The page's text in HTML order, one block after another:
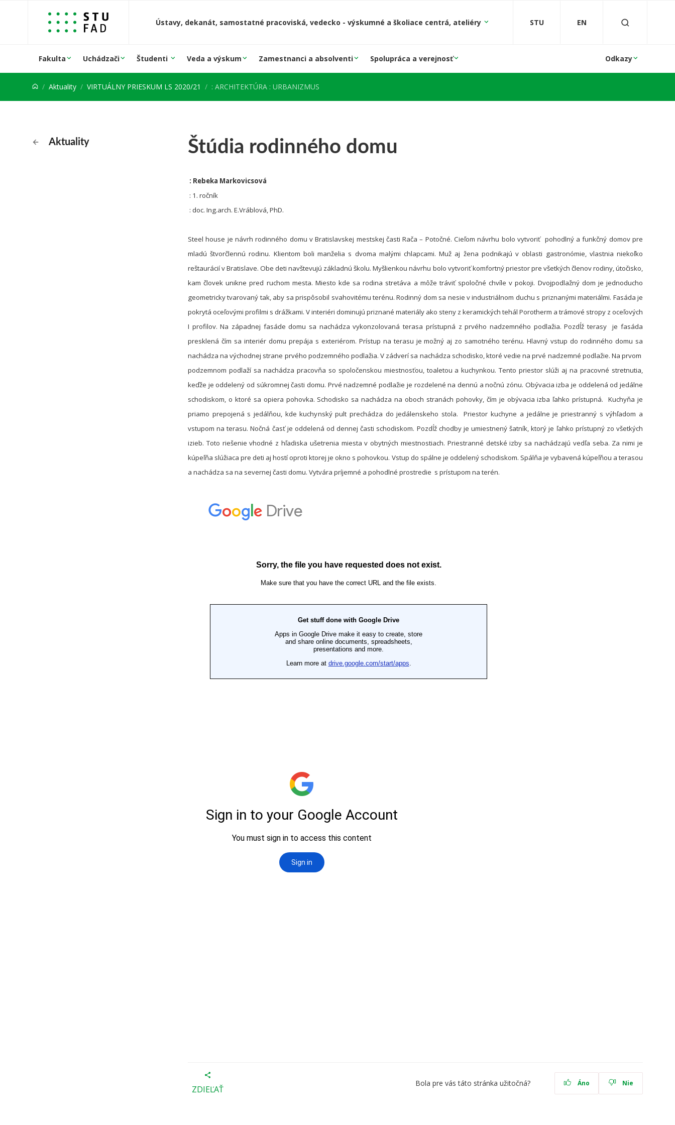
Prejsť na obsah
Ústavy, dekanát, samostatné pracoviská, vedecko - výskumné a školiace centrá, ateliéry STU EN
Fakulta Uchádzači Študenti Veda a výskum Zamestnanci a absolventi Spolupráca a verejnosť Odkazy
Aktuality VIRTUÁLNY PRIESKUM LS 2020/21 : ARCHITEKTÚRA : URBANIZMUS
Aktuality Štúdia rodinného domu
: Rebeka Markovicsová
: 1. ročník
: doc. Ing.arch. E.Vráblová, PhD.
Steel house je návrh rodinného domu v Bratislavskej mestskej časti Rača – Potočné. Cieľom návrhu bolo vytvoriť pohodlný a funkčný domov pre
mladú štvorčlennú rodinu. Klientom boli manželia s dvoma malými chlapcami. Muž aj žena podnikajú v oblasti gastronómie, vlastnia niekoľko
reštaurácií v Bratislave. Obe deti navštevujú základnú školu. Myšlienkou návrhu bolo vytvoriť komfortný priestor pre všetkých členov rodiny, útočisko,
kam človek unikne pred ruchom mesta. Miesto kde sa rodina stretáva a môže tráviť spoločné chvíle v pokoji. Dvojpodlažný dom je jednoducho
geometricky tvarovaný tak, aby sa prispôsobil svahovitému terénu. Rodinný dom sa nesie v industriálnom duchu s priznanými materiálmi. Fasáda je
pokrytá oceľovými profilmi s drážkami. V interiéri dominujú priznané materiály ako steny z keramických tehál Porotherm a trámové stropy z oceľových
I profilov. Na západnej fasáde domu sa nachádza vykonzolovaná terasa prístupná z prvého nadzemného podlažia. Pozdĺž terasy je fasáda
presklená čím sa interiér domu prepája s exteriérom. Prístup na terasu je možný aj zo samotného terénu. Hlavný vstup do rodinného domu sa
nachádza na východnej strane prvého podzemného podlažia. V zádverí sa nachádza schodisko, ktoré vedie na prvé nadzemné podlažie. Na prvom
podzemnom podlaží sa nachádza pracovňa so spoločenskou miestnosťou, toaletou a kuchynkou. Tento priestor slúži aj na pracovné stretnutia,
keďže je oddelený od súkromnej časti domu. Prvé nadzemné podlažie je rozdelené na dennú a nočnú zónu. Obývacia izba je oddelená od jedálne
schodiskom, o ktoré sa opiera pohovka. Schodisko sa nachádza na oboch stranách pohovky, čím je obývacia izba ľahko prístupná. Kuchyňa je
priamo prepojená s jedálňou, kde kuchynský pult prechádza do jedálenskeho stola. Priestor kuchyne a jedálne je priestranný s výhľadom a
vstupom na terasu. Nočná časť je oddelená od dennej časti schodiskom. Pozdĺž chodby je umiestnený šatník, ktorý je ľahko prístupný zo všetkých
izieb. Toto riešenie vhodné z hľadiska ušetrenia miesta v obytných miestnostiach. Priestranné detské izby sa nachádzajú vedľa seba. Za nimi je
kúpeľňa slúžiaca pre deti aj hostí oproti ktorej je okno s pohovkou. Vstup do spálne je oddelený schodiskom. Spálňa je vybavená kúpeľňou a terasou
a nachádza sa na severnej časti domu. Vytvára príjemné a pohodlné prostredie s prístupom na terén.
ZDIEĽAŤ
Bola pre vás táto stránka užitočná? Áno Nie